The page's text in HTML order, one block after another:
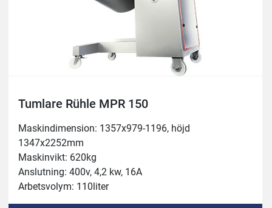
Tumlare Rühle MPR 150
Maskindimension: 1357x979-1196, höjd
1347x2252mm
Maskinvikt: 620kg
Anslutning: 400v, 4,2 kw, 16A
Arbetsvolym: 110liter
Behållare: 150liter